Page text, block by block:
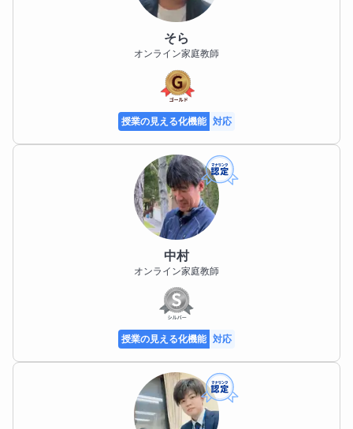
「分からなかった問題が、自分の力で解けるようにな
る」 この感覚は、一度味わうとクセになるくらい楽し
焦らなくて大丈夫です。まずは今の悩みや、本当はこ
うなりたいという目標を教えてください。君のペース
に合わせて、一歩ずつ一緒に進んでいきましょう！
勉強 （新しい知識をインプットすることが好きです）
早押しクイズ （知識のアウトプットが手軽にできるの
ボードゲーム
そら
オンライン家庭教師
授業の見える化機能 対応
中村
オンライン家庭教師
授業の見える化機能 対応